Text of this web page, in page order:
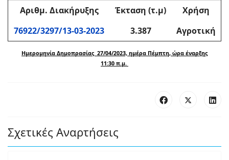
Αριθμ. Διακήρυξης Έκταση (τ.μ)
Χρήση
76922/3297/13-03-2023
3.387 Αγροτική
Ημερομηνία Δημοπρασίας 27/04/2023, ημέρα Πέμπτη, ώρα έναρξης
11:30 π.μ.
Σχετικές Αναρτήσεις